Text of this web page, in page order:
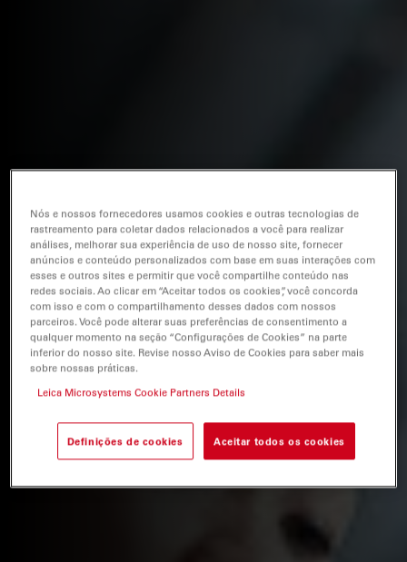
Nós e nossos fornecedores usamos cookies e outras tecnologias de
rastreamento para coletar dados relacionados a você para realizar
análises, melhorar sua experiência de uso de nosso site, fornecer
anúncios e conteúdo personalizados com base em suas interações com
esses e outros sites e permitir que você compartilhe conteúdo nas
redes sociais. Ao clicar em “Aceitar todos os cookies”, você concorda
com isso e com o compartilhamento desses dados com nossos
parceiros. Você pode alterar suas preferências de consentimento a
qualquer momento na seção “Configurações de Cookies” na parte
inferior do nosso site. Revise nosso Aviso de Cookies para saber mais
sobre nossas práticas.
Leica Microsystems Cookie Partners Details
Definições de cookies Aceitar todos os cookies